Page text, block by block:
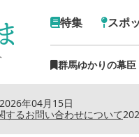
特集 スポ
群馬ゆかりの幕
2026年04月15日
するお問い合わせについて